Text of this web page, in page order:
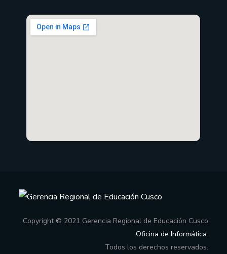
Copyright © 2021 Gerencia Regional de Educación Cusco
Oficina de Informática.
Todos los derechos reservados.